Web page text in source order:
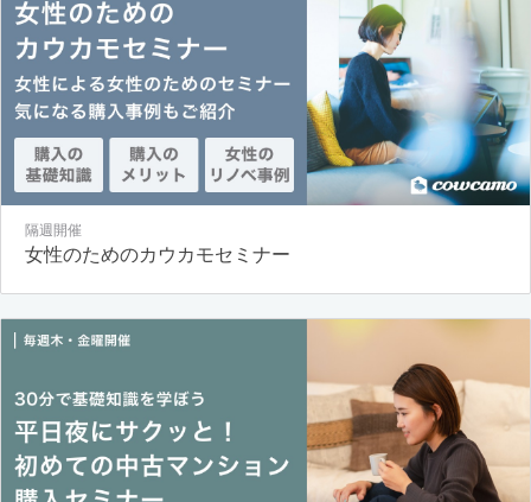
隔週開催
女性のためのカウカモセミナー